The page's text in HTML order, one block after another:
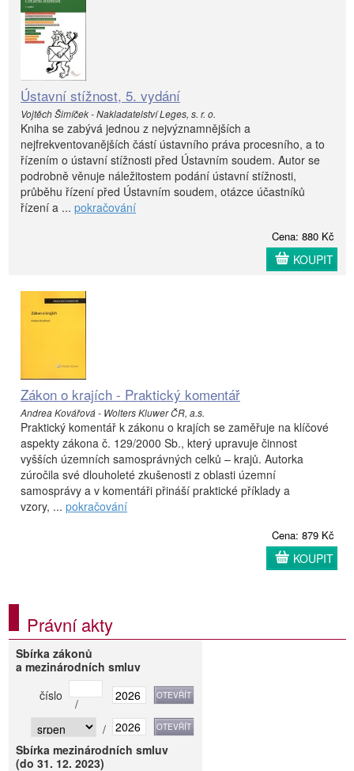
Ústavní stížnost, 5. vydání
Vojtěch Šimíček - Nakladatelství Leges, s. r. o.
Kniha se zabývá jednou z nejvýznamnějších a
nejfrekventovanějších částí ústavního práva procesního, a to
řízením o ústavní stížnosti před Ústavním soudem. Autor se
podrobně věnuje náležitostem podání ústavní stížnosti,
průběhu řízení před Ústavním soudem, otázce účastníků
řízení a ... pokračování
Cena: 880 Kč
KOUPIT
Zákon o krajích - Praktický komentář
Andrea Kovářová - Wolters Kluwer ČR, a.s.
Praktický komentář k zákonu o krajích se zaměřuje na klíčové
aspekty zákona č. 129/2000 Sb., který upravuje činnost
vyšších územních samosprávných celků – krajů. Autorka
zúročila své dlouholeté zkušenosti z oblasti územní
samosprávy a v komentáři přináší praktické příklady a
vzory, ... pokračování
Cena: 879 Kč
KOUPIT
Právní akty
Sbírka zákonů
a mezinárodních smluv
číslo
/
/
Sbírka mezinárodních smluv
(do 31. 12. 2023)